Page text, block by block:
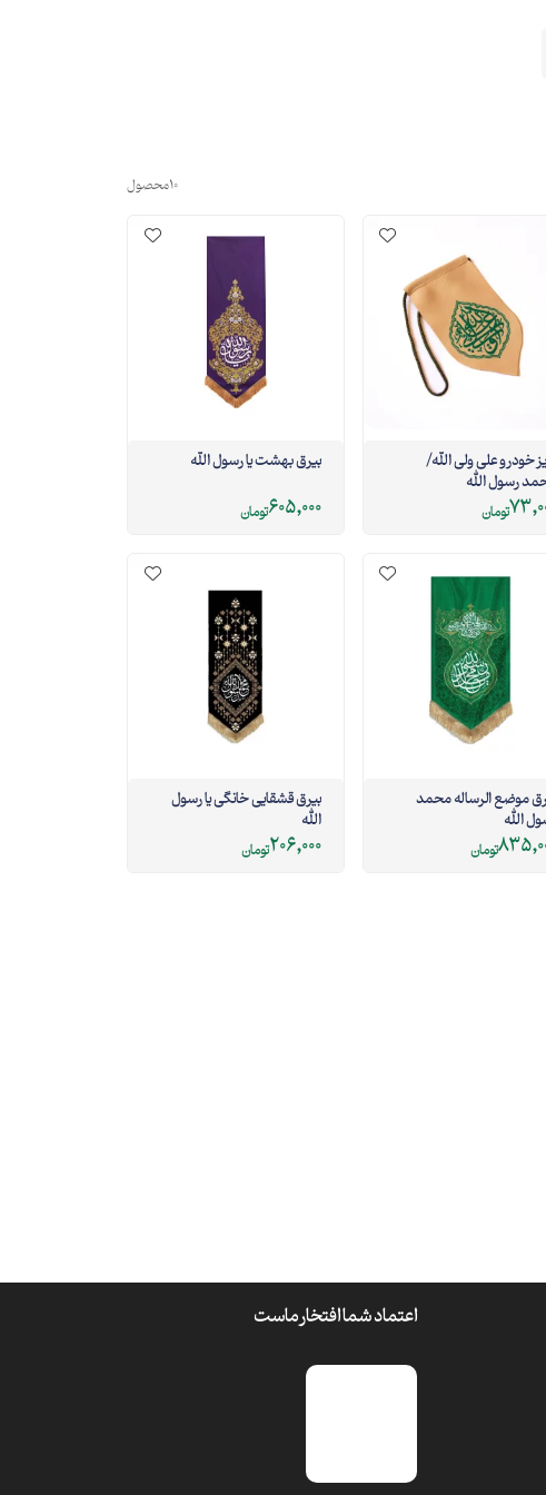
10محصول
خودرو علی ولی الله/
رسول الله
تومان
بیرق بهشت یا رسول الله
605,000تومان
موضع الرساله محمد
الله
تومان
بیرق قشقایی خانگی یا رسول
الله
206,000تومان
اعتماد شما افتخار ماست